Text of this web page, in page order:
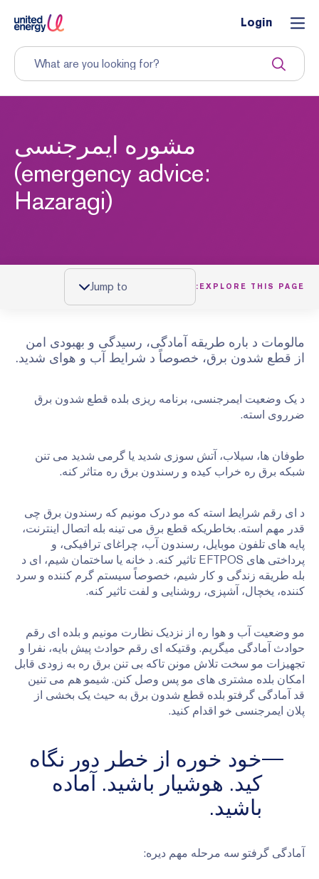
Login
مشوره ایمرجنسی
(emergency advice:
Hazaragi)
EXPLORE THIS PAGE:
Jump to
مالومات د باره طریقه آمادگی، رسیدگی و بهبودی امن
از قطع شدون برق، خصوصاً د شرایط آب و هوای شدید.
د یک وضعیت ایمرجنسی، برنامه ریزی بلده قطع شدون برق
ضرروی استه.
طوفان ها، سیلاب، آتش سوزی شدید یا گرمی شدید می تنن
شبکه برق ره خراب کیده و رسندون برق ره متاثر کنه.
د ای رقم شرایط استه که مو درک مونیم که رسندون برق چی
قدر مهم استه. بخاطریکه قطع برق می تینه بله اتصال اینترنت،
پایه های تلفون موبایل، رسندون آب، چراغای ترافیکی، و
پرداختی های EFTPOS تاثیر کنه. د خانه یا ساختمان شیم، ای د
بله طریقه زندگی و کار شیم، خصوصاً سیستم گرم کننده و سرد
کننده، یخچال، آشپزی، روشنایی و لفت تاثیر کنه.
مو وضعیت آب و هوا ره از نزدیک نظارت مونیم و بلده ای رقم
حوادث آمادگی میگریم. وقتیکه ای رقم حوادث پیش بایه، نفرا و
تجهیزات مو سخت تلاش مونن تاکه بی تنن برق ره به زودی قابل
امکان بلده مشتری های مو پس وصل کنن. شیمو هم می تنین
قد آمادگی گرفتو بلده قطع شدون برق به حیث یک بخشی از
پلان ایمرجنسی خو اقدام کنید.
خود خوره از خطر دور نگاه
کید. هوشیار باشید. آماده
باشید.
آمادگی گرفتو سه مرحله مهم دیره: